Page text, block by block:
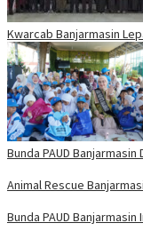
Kwarcab Banjarmasin
Bunda PAUD
Animal Rescue
Bunda PAUD